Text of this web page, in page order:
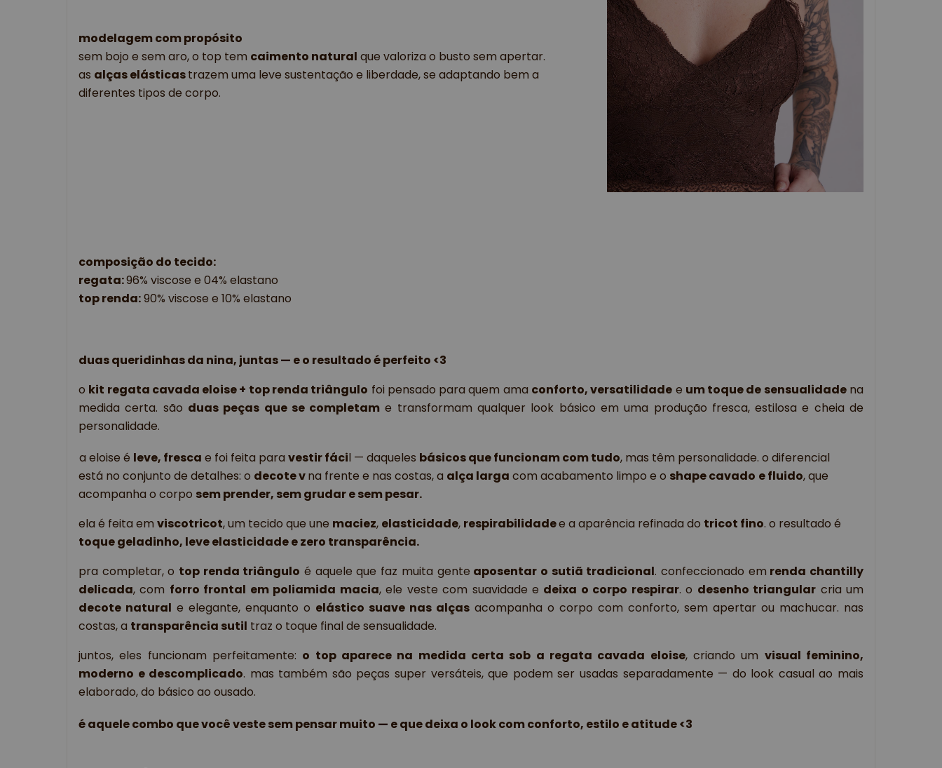
modelagem com propósito
sem bojo e sem aro, o top tem caimento natural que valoriza o busto sem apertar.
as alças elásticastrazem uma leve sustentação e liberdade, se adaptando bem a
diferentes tipos de corpo.
composição do tecido:
regata: 96% viscose e 04% elastano
top renda:90% viscose e 10% elastano
duas queridinhas da nina, juntas — e o resultado é perfeito <3
o kit regata cavada eloise + top renda triângulo foi pensado para quem ama conforto, versatilidade e um toque de sensualidade na
medida certa. são duas peças que se completam e transformam qualquer look básico em uma produção fresca, estilosa e cheia de
personalidade.
a eloise é leve, fresca e foi feita para vestir fácil — daqueles básicos que funcionam com tudo, mas têm personalidade. o diferencial
está no conjunto de detalhes: o decote vna frente e nas costas, a alça larga com acabamento limpo e o shape cavado e fluido, que
acompanha o corpo sem prender, sem grudar e sem pesar.
ela é feita em viscotricot, um tecido que une maciez, elasticidade, respirabilidadee a aparência refinada do tricot fino. o resultado é
toque geladinho, leve elasticidade e zero transparência.
pra completar, o top renda triângulo é aquele que faz muita gente aposentar o sutiã tradicional. confeccionado em renda chantilly
delicada, com forro frontal em poliamida macia, ele veste com suavidade e deixa o corpo respirar. o desenho triangular
decote natural e elegante, enquanto o elástico suave nas alças acompanha o corpo com conforto, sem apertar ou machucar. nas
costas, a transparência sutil traz o toque final de sensualidade.
juntos, eles funcionam perfeitamente: o top aparece na medida certa sob a regata cavada eloise, criando um visual feminino,
moderno e descomplicado. mas também são peças super versáteis, que podem ser usadas separadamente — do look casual ao mais
elaborado, do básico ao ousado.
é aquele combo que você veste sem pensar muito — e que deixa o look com conforto, estilo e atitude <3